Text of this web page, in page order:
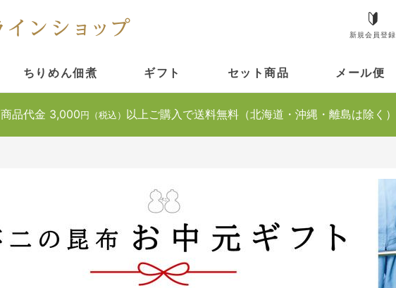
新規会員登録
ちりめん佃煮 ギフト セット商品 メール便
商品代金 3,000 円（税込） 以上ご購入で送料無料（北海道・沖縄・離島は除く）